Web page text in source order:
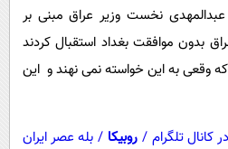
سلامت
فرهنگی
اجتماعی
عبدالمهدی نخست وزیر عراق مبنی بر
بدون موافقت بغداد استقبال کردند
که وقعی به این خواسته نمی نهند و این
کانال تلگرام / روبیکا / بله عصر ایران